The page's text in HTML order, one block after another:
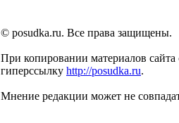
© posudka.ru. Все права защищены.
При копировании материалов сайта
гиперссылку http://posudka.ru.
Мнение редакции может не